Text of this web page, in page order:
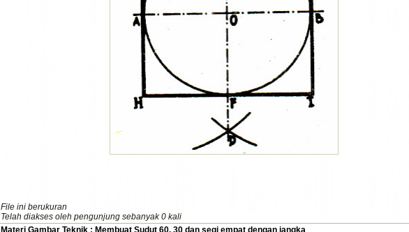
File ini berukuran
Telah diakses oleh pengunjung sebanyak 0 kali
Materi Gambar Teknik : Membuat Sudut 60, 30 dan segi empat dengan jangka